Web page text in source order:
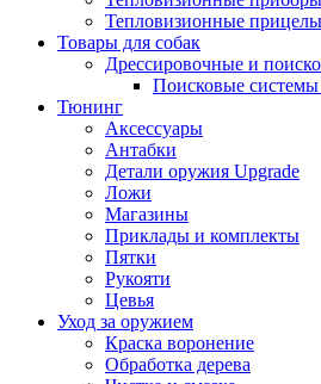
Тепловизионные прицелы
Товары для собак
Дрессировочные и
Поисковые системы
Тюнинг
Аксессуары
Антабки
Детали оружия Upgrade
Ложи
Магазины
Приклады и комплекты
Пятки
Рукояти
Цевья
Уход за оружием
Краска воронение
Обработка дерева